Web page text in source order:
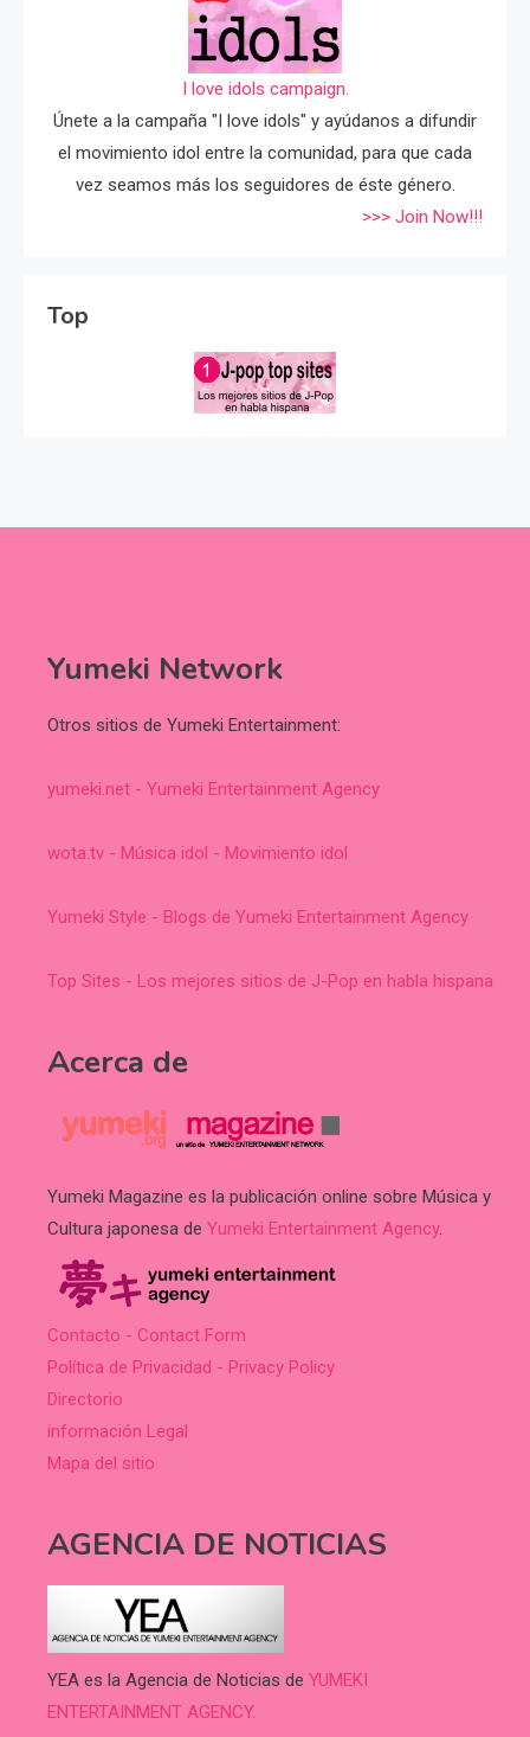
I love idols campaign.
Únete a la campaña "I love idols" y ayúdanos a difundir
el movimiento idol entre la comunidad, para que cada
vez seamos más los seguidores de éste género.
>>> Join Now!!!
Top
Yumeki Network
Otros sitios de Yumeki Entertainment:
yumeki.net - Yumeki Entertainment Agency
wota.tv - Música idol - Movimiento idol
Yumeki Style - Blogs de Yumeki Entertainment Agency
Top Sites - Los mejores sitios de J-Pop en habla hispana
Acerca de
Yumeki Magazine es la publicación online sobre Música y
Cultura japonesa de Yumeki Entertainment Agency.
Contacto - Contact Form
Política de Privacidad - Privacy Policy
Directorio
información Legal
Mapa del sitio
AGENCIA DE NOTICIAS
YEA es la Agencia de Noticias de YUMEKI
ENTERTAINMENT AGENCY.